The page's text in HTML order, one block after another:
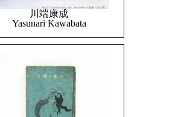
川端康成
Yasunari Kawabata